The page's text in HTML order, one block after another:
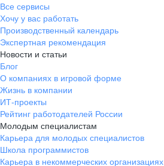
Все сервисы
Хочу у вас работать
Производственный календарь
Экспертная рекомендация
Новости и статьи
Блог
О компаниях в игровой форме
Жизнь в компании
ИТ-проекты
Рейтинг работодателей России
Молодым специалистам
Карьера для молодых специалистов
Школа программистов
Карьера в некоммерческих организациях